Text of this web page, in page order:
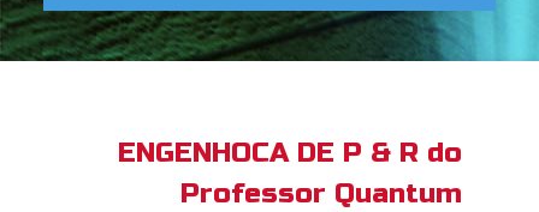
Bible App
ENGENHOCA DE P & R do
Professor Quantum